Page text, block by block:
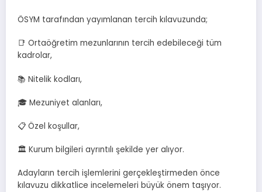
ÖSYM tarafından yayımlanan tercih kılavuzunda;
📑 Ortaöğretim mezunlarının tercih edebileceği tüm
kadrolar,
📚 Nitelik kodları,
🎓 Mezuniyet alanları,
📋 Özel koşullar,
🏛️ Kurum bilgileri ayrıntılı şekilde yer alıyor.
Adayların tercih işlemlerini gerçekleştirmeden önce
kılavuzu dikkatlice incelemeleri büyük önem taşıyor.